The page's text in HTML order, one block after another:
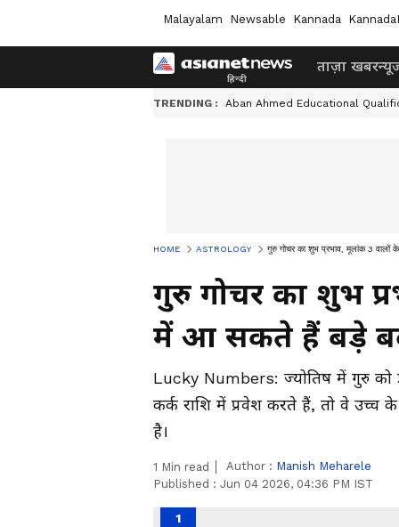
Malayalam Newsable Kannada
ताज़ा खबर
TRENDING : Aban Ahmed Educational
HOME ASTROLOGY गुरु गोचर का शुभ प्रभाव, मूलांक 3
गुरु गोचर का शुभ
में आ सकते हैं बड़े
Lucky Numbers: ज्योतिष में गुरु को
कर्क राशि में प्रवेश करते हैं, तो वे उच्च
है।
1 Min read Author : Manish Meharele
Published : Jun 04 2026, 04:36 PM IST
1